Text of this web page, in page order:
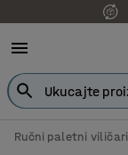
Ručni paletni viličari